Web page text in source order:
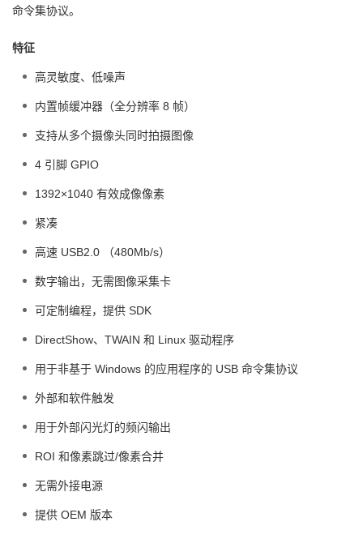
命令集协议。
特征
高灵敏度、低噪声
内置帧缓冲器（全分辨率 8 帧）
支持从多个摄像头同时拍摄图像
4 引脚 GPIO
1392×1040 有效成像像素
紧凑
高速 USB2.0 （480Mb/s）
数字输出，无需图像采集卡
可定制编程，提供 SDK
DirectShow、TWAIN 和 Linux 驱动程序
用于非基于 Windows 的应用程序的 USB 命令集协议
外部和软件触发
用于外部闪光灯的频闪输出
ROI 和像素跳过/像素合并
无需外接电源
提供 OEM 版本